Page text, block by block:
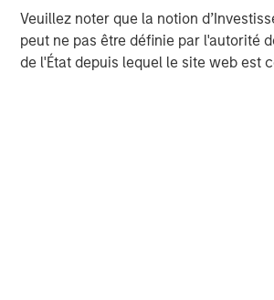
Veuillez noter que la notion
peut ne pas être définie par l'autorité
de l'État depuis lequel le site web est
As part of the investment round, Kieran
climate lead for EMEA, will join